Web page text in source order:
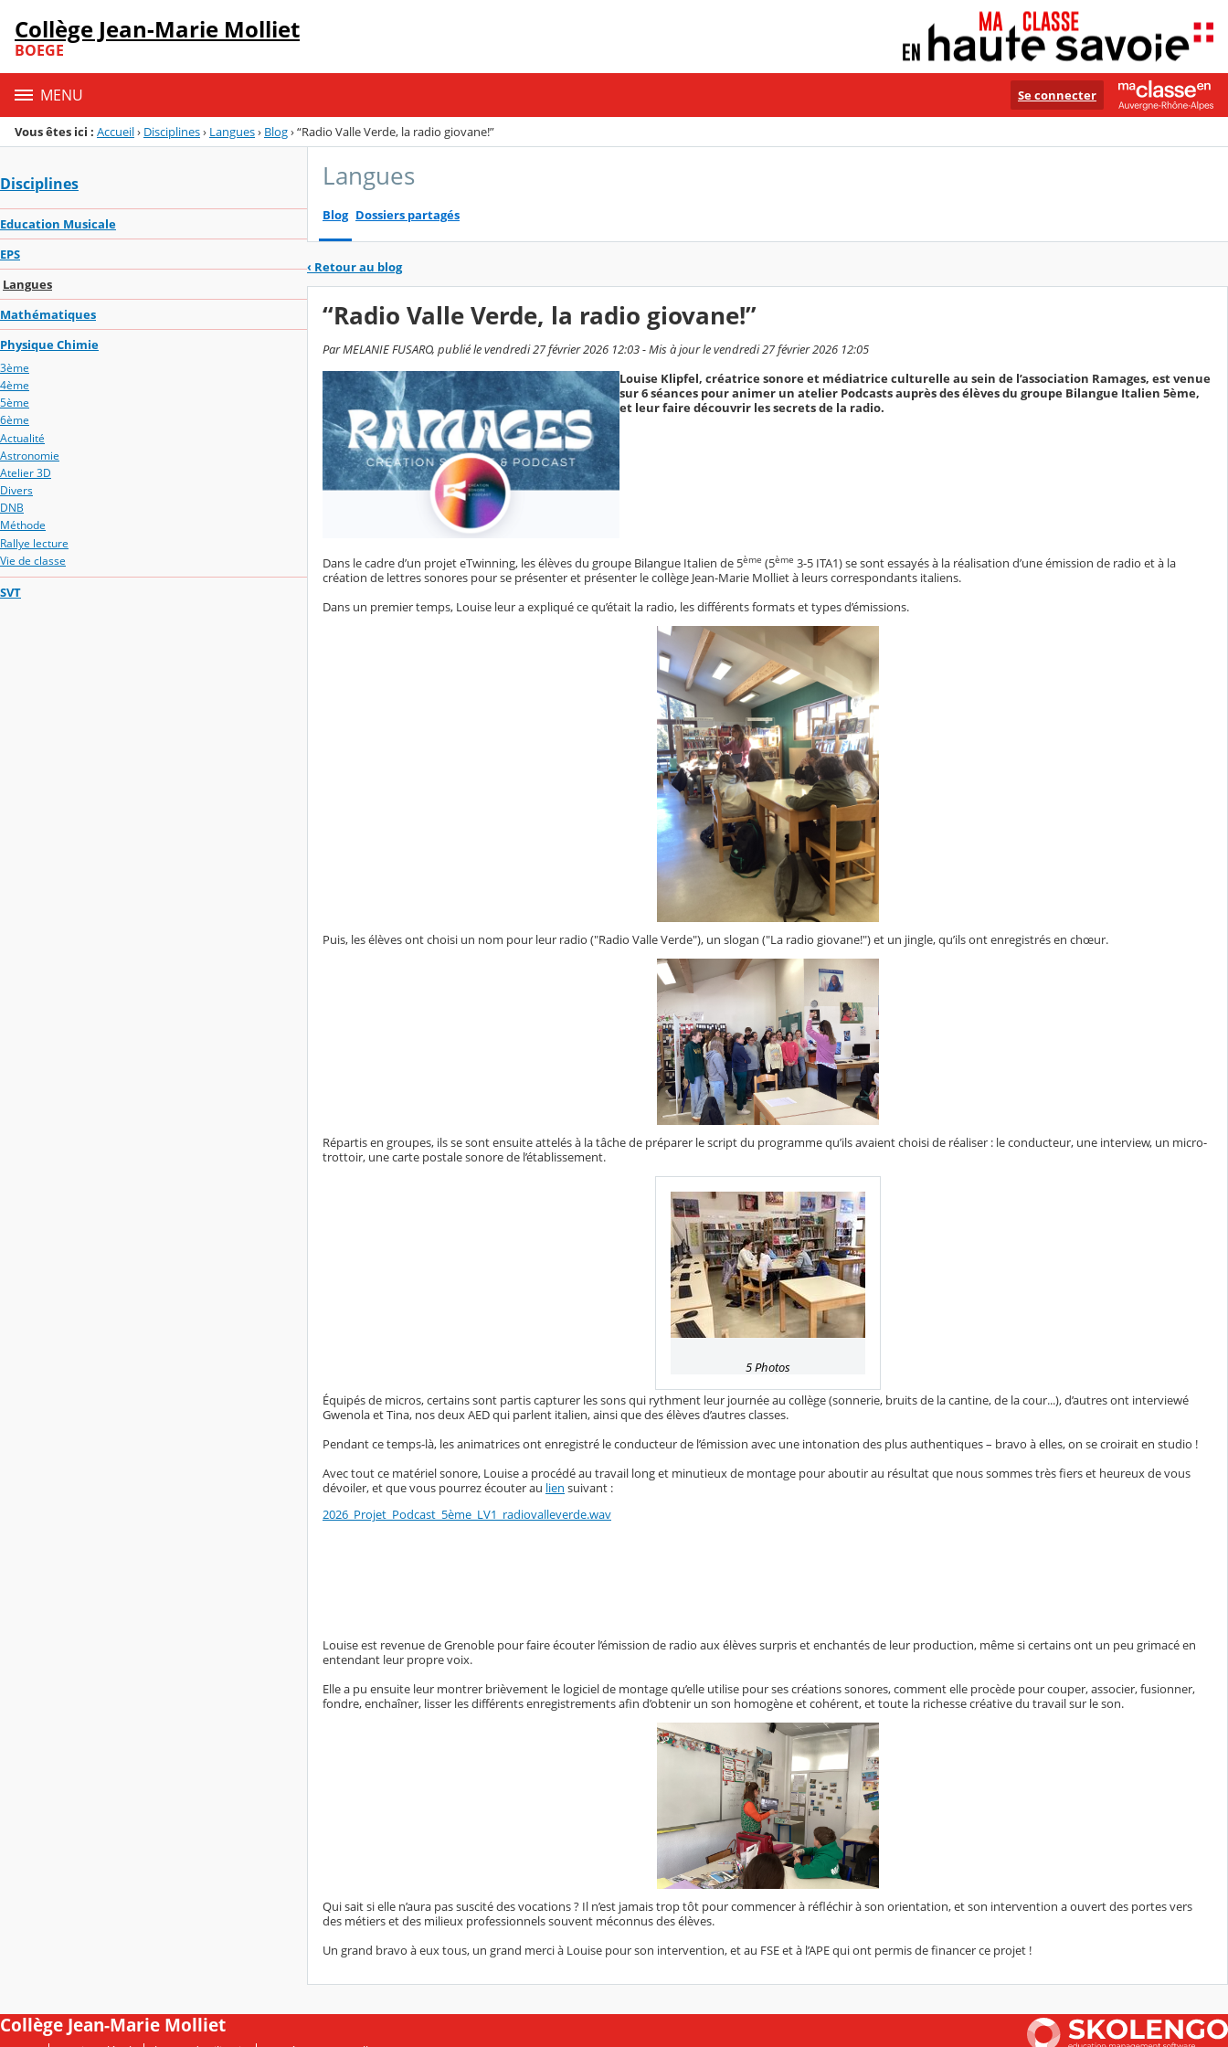
Menu de la rubrique
Contenu
Collège Jean-Marie Molliet
BOEGE
MENU Se connecter
Vous êtes ici : Accueil› Disciplines› Langues› Blog›“Radio Valle Verde, la radio giovane!”
Disciplines
Education Musicale
EPS
Langues
Mathématiques
Physique Chimie
3ème
4ème
5ème
6ème
Actualité
Astronomie
Atelier 3D
Divers
DNB
Méthode
Rallye lecture
Vie de classe
SVT
Langues
Blog Dossiers partagés
‹ Retour au blog
“Radio Valle Verde, la radio giovane!”
Par MELANIE FUSARO, publié le vendredi 27 février 2026 12:03 - Mis à jour le vendredi 27 février 2026 12:05
Louise Klipfel, créatrice sonore et médiatrice culturelle au sein de l’association Ramages, est venue
sur 6 séances pour animer un atelier Podcasts auprès des élèves du groupe Bilangue Italien 5ème,
et leur faire découvrir les secrets de la radio.
Dans le cadre d’un projet eTwinning, les élèves du groupe Bilangue Italien de 5ème (5ème 3-5 ITA1) se sont essayés à la réalisation d’une émission de radio et à la
création de lettres sonores pour se présenter et présenter le collège Jean-Marie Molliet à leurs correspondants italiens.
Dans un premier temps, Louise leur a expliqué ce qu’était la radio, les différents formats et types d’émissions.
Puis, les élèves ont choisi un nom pour leur radio ("Radio Valle Verde"), un slogan ("La radio giovane!") et un jingle, qu’ils ont enregistrés en chœur.
Répartis en groupes, ils se sont ensuite attelés à la tâche de préparer le script du programme qu’ils avaient choisi de réaliser : le conducteur, une interview, un micro-
trottoir, une carte postale sonore de l’établissement.
5 Photos
Équipés de micros, certains sont partis capturer les sons qui rythment leur journée au collège (sonnerie, bruits de la cantine, de la cour...), d’autres ont interviewé
Gwenola et Tina, nos deux AED qui parlent italien, ainsi que des élèves d’autres classes.
Pendant ce temps-là, les animatrices ont enregistré le conducteur de l’émission avec une intonation des plus authentiques – bravo à elles, on se croirait en studio !
Avec tout ce matériel sonore, Louise a procédé au travail long et minutieux de montage pour aboutir au résultat que nous sommes très fiers et heureux de vous
dévoiler, et que vous pourrez écouter au lien suivant :
2026_Projet_Podcast_5ème_LV1_radiovalleverde.wav
Louise est revenue de Grenoble pour faire écouter l’émission de radio aux élèves surpris et enchantés de leur production, même si certains ont un peu grimacé en
entendant leur propre voix.
Elle a pu ensuite leur montrer brièvement le logiciel de montage qu’elle utilise pour ses créations sonores, comment elle procède pour couper, associer, fusionner,
fondre, enchaîner, lisser les différents enregistrements afin d’obtenir un son homogène et cohérent, et toute la richesse créative du travail sur le son.
Qui sait si elle n’aura pas suscité des vocations ? Il n’est jamais trop tôt pour commencer à réfléchir à son orientation, et son intervention a ouvert des portes vers
des métiers et des milieux professionnels souvent méconnus des élèves.
Un grand bravo à eux tous, un grand merci à Louise pour son intervention, et au FSE et à l’APE qui ont permis de financer ce projet !
Collège Jean-Marie Molliet